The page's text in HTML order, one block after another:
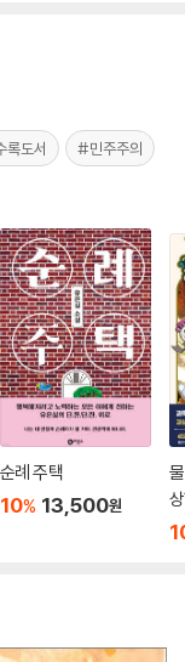
록도서 #민주주의
순례 주택
10% 13,500원